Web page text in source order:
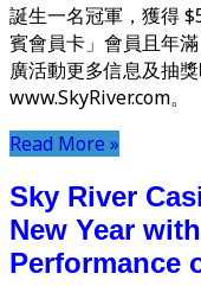
誕生一名冠軍，獲得
賓會員卡」會員且年
廣活動更多信息及抽
www.SkyRiver.com。
Read More »
Sky River
New Year
Performance